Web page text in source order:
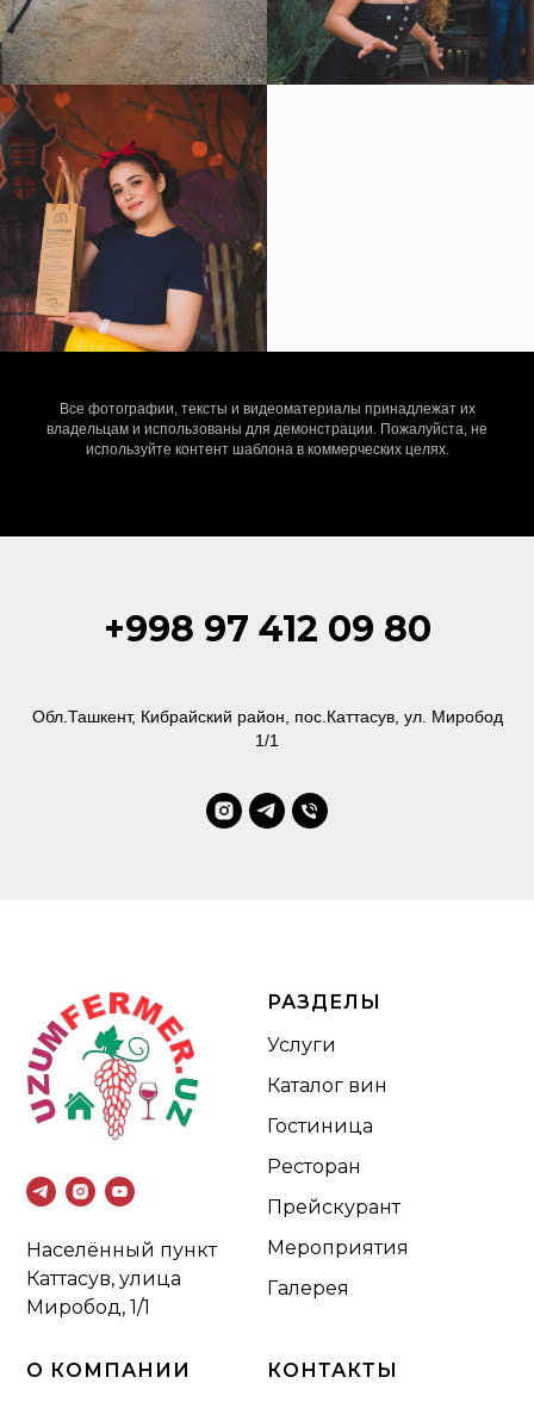
Все фотографии, тексты и видеоматериалы принадлежат их
владельцам и использованы для демонстрации. Пожалуйста, не
используйте контент шаблона в коммерческих целях.
+998 97 412 09 80
Обл.Ташкент, Кибрайский район, пос.Каттасув, ул. Миробод
1/1
Населённый пункт
Каттасув, улица
Миробод, 1/1
РАЗДЕЛЫ
Услуги
Каталог вин
Гостиница
Ресторан
Прейскурант
Мероприятия
Галерея
О КОМПАНИИ
КОНТАКТЫ